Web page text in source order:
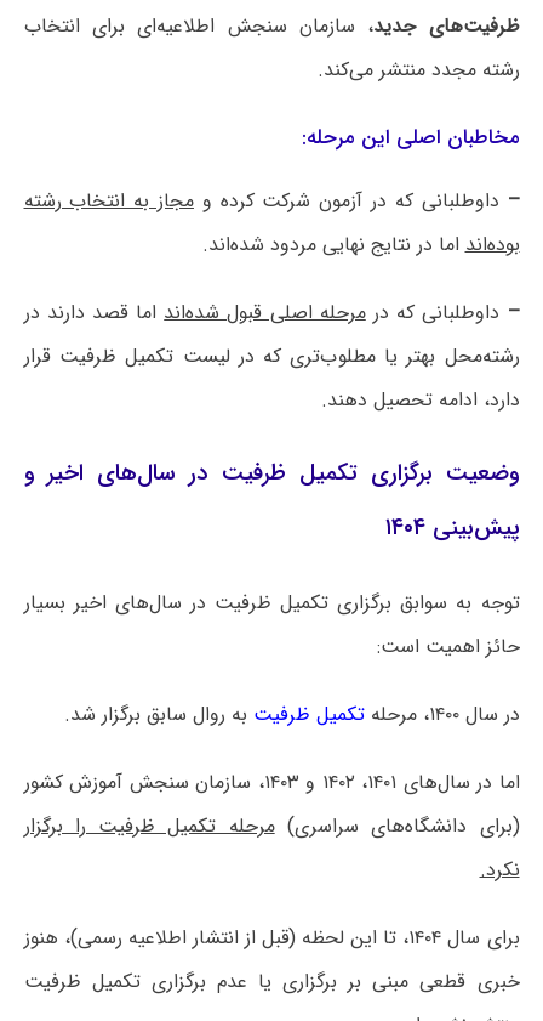
ظرفیت‌های جدید، سازمان سنجش اطلاعیه‌ای برای انتخاب
رشته مجدد منتشر می‌کند.
مخاطبان اصلی این مرحله:
– داوطلبانی که در آزمون شرکت کرده ومجاز به انتخاب رشته
بوده‌انداما در نتایج نهایی مردود شده‌اند.
– داوطلبانی که درمرحله اصلی قبول شده‌انداما قصد دارند در
رشته‌محل بهتر یا مطلوب‌تری که در لیست تکمیل ظرفیت قرار
دارد، ادامه تحصیل دهند.
وضعیت برگزاری تکمیل ظرفیت در سال‌های اخیر و
پیش‌بینی ۱۴۰۴
توجه به سوابق برگزاری تکمیل ظرفیت در سال‌های اخیر بسیار
حائز اهمیت است:
در سال ۱۴۰۰، مرحله تکمیل ظرفیت به روال سابق برگزار شد.
اما در سال‌های ۱۴۰۱، ۱۴۰۲ و ۱۴۰۳، سازمان سنجش آموزش کشور
(برای دانشگاه‌های سراسری)مرحله تکمیل ظرفیت را برگزار
نکرد.
برای سال ۱۴۰۴، تا این لحظه (قبل از انتشار اطلاعیه رسمی)، هنوز
خبری قطعی مبنی بر برگزاری یا عدم برگزاری تکمیل ظرفیت